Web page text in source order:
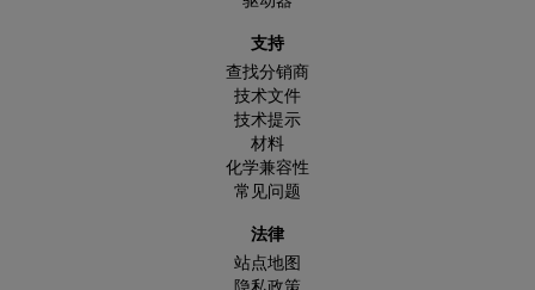
支持
查找分销商
技术文件
技术提示
材料
化学兼容性
常见问题
法律
站点地图